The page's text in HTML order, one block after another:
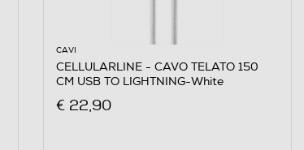
CAVI
CELLULARLINE - CAVO TELATO 150
CM USB TO LIGHTNING-White
€ 22,90